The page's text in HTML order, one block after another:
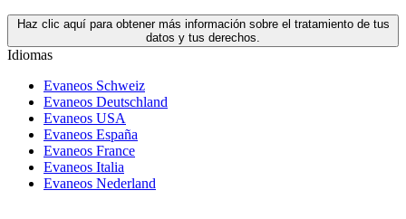
Haz clic aquí para obtener más información sobre el tratamiento de tus
datos y tus derechos.
Idiomas
Evaneos Schweiz
Evaneos Deutschland
Evaneos USA
Evaneos España
Evaneos France
Evaneos Italia
Evaneos Nederland